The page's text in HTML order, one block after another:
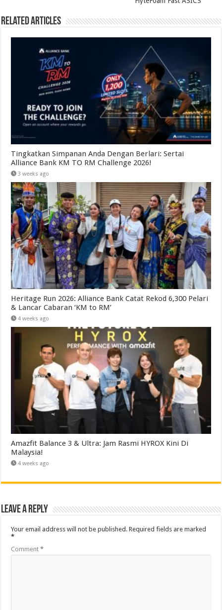
Related Articles
Tingkatkan Simpanan Anda Dengan Berlari: Sertai
Alliance Bank KM TO RM Challenge 2026!
3 weeks ago
Heritage Run 2026: Alliance Bank Catat Rekod 6,300 Pelari
& Lancar Cabaran ‘KM to RM’
4 weeks ago
Amazfit Balance 3 & Ultra: Jam Rasmi HYROX Kini Di
Malaysia!
4 weeks ago
Leave a Reply
Your email address will not be published. Required fields are marked
*
Comment*